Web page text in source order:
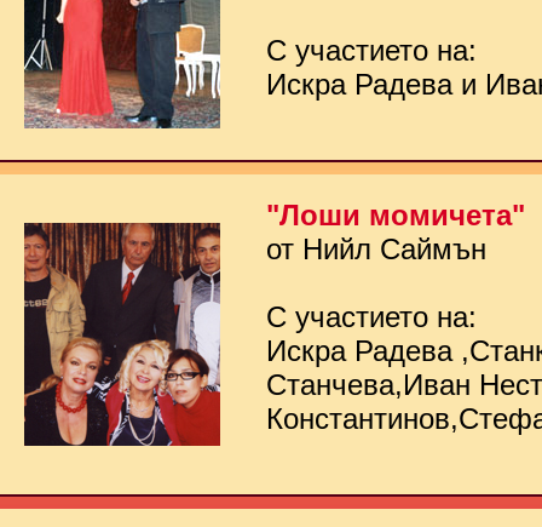
С участието на:
Искра Радева и
"Лоши момичета"
от Нийл Саймън
С участието на:
Искра Радева
Станчева,Иван